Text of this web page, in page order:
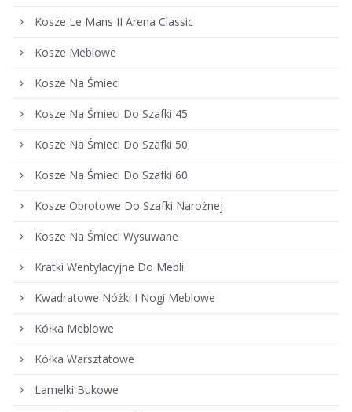
Kosze Le Mans II Arena Classic
Kosze Meblowe
Kosze Na Śmieci
Kosze Na Śmieci Do Szafki 45
Kosze Na Śmieci Do Szafki 50
Kosze Na Śmieci Do Szafki 60
Kosze Obrotowe Do Szafki Narożnej
Kosze Na Śmieci Wysuwane
Kratki Wentylacyjne Do Mebli
Kwadratowe Nóżki I Nogi Meblowe
Kółka Meblowe
Kółka Warsztatowe
Lamelki Bukowe